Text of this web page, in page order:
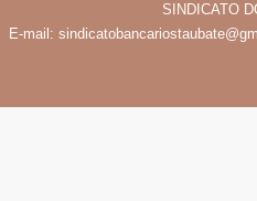
SINDICATO
E-mail: